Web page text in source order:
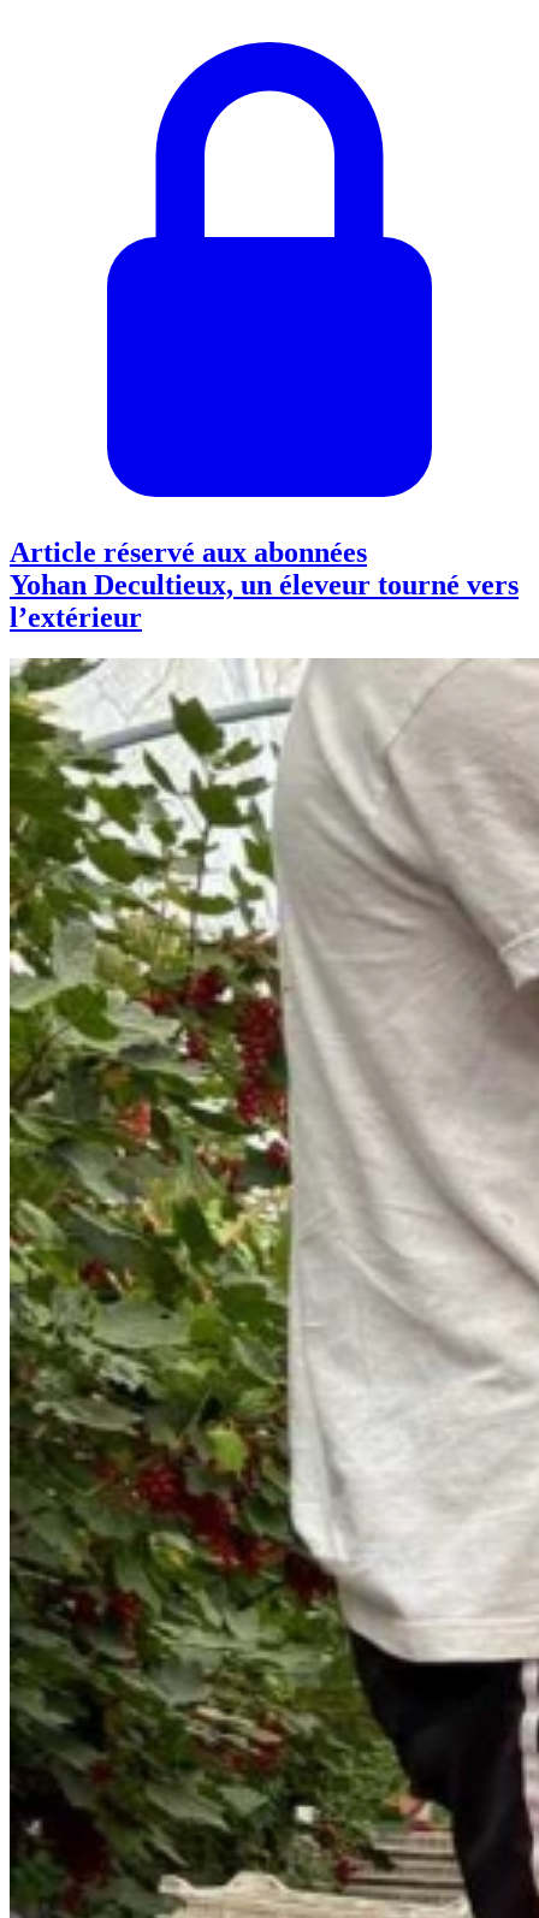
Article réservé aux abonnées
Yohan Decultieux, un éleveur tourné vers
l’extérieur